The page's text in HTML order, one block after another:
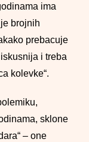
ima
brojnih
prebacuje
i treba
kolevke“.
sklone
– one